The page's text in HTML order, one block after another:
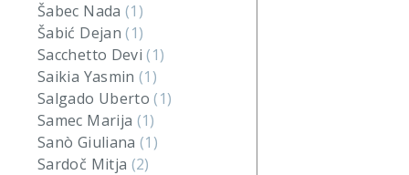
Šabec Nada (1)
Šabić Dejan(1)
Sacchetto Devi(1)
Saikia Yasmin(1)
Salgado Uberto(1)
Samec Marija (1)
Sanò Giuliana(1)
Sardoč Mitja (2)